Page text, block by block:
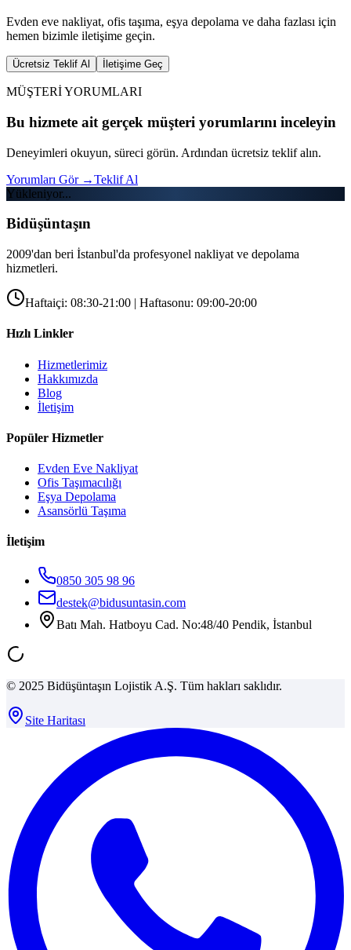
Evden eve nakliyat, ofis taşıma, eşya depolama ve daha fazlası için
hemen bizimle iletişime geçin.
Ücretsiz Teklif Al İletişime Geç
MÜŞTERİ YORUMLARI
Bu hizmete ait gerçek müşteri yorumlarını inceleyin
Deneyimleri okuyun, süreci görün. Ardından ücretsiz teklif alın.
Yorumları Gör →Teklif Al
Yükleniyor...
Bidüşüntaşın
2009'dan beri İstanbul'da profesyonel nakliyat ve depolama
hizmetleri.
Haftaiçi: 08:30-21:00 | Haftasonu: 09:00-20:00
Hızlı Linkler
Hizmetlerimiz
Hakkımızda
Blog
İletişim
Popüler Hizmetler
Evden Eve Nakliyat
Ofis Taşımacılığı
Eşya Depolama
Asansörlü Taşıma
İletişim
0850 305 98 96
destek@bidusuntasin.com
Batı Mah. Hatboyu Cad. No:48/40 Pendik, İstanbul
© 2025 Bidüşüntaşın Lojistik A.Ş. Tüm hakları saklıdır.
Site Haritası